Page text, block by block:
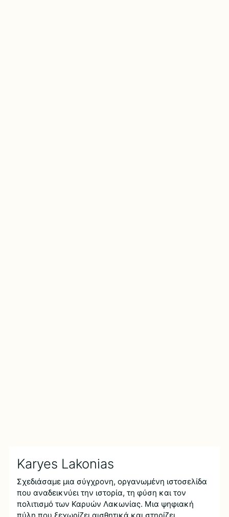
Karyes Lakonias
Σχεδιάσαμε μια σύγχρονη, οργανωμένη ιστοσελίδα
που αναδεικνύει την ιστορία, τη φύση και τον
πολιτισμό των Καρυών Λακωνίας. Μια ψηφιακή